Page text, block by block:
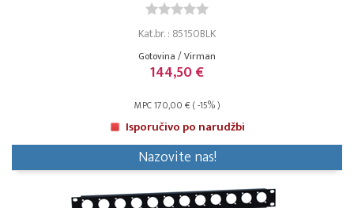
Kat.br. : 85150BLK
Gotovina / Virman
144,50 €
MPC 170,00 € ( -15% )
Isporučivo po narudžbi
Nazovite nas!